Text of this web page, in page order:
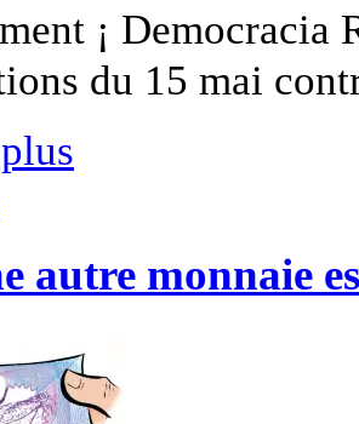
¡ Democracia
du 15 mai
autre monnaie